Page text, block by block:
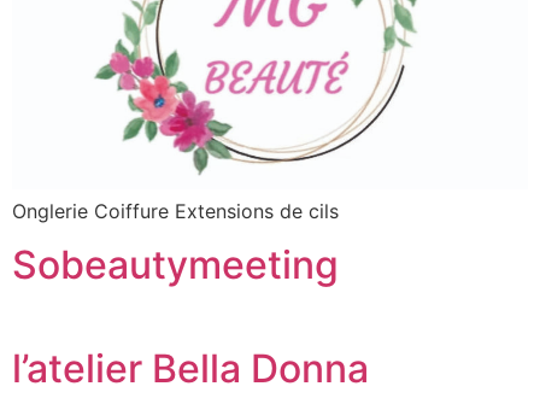
Onglerie Coiffure Extensions de cils
Sobeautymeeting
l’atelier Bella Donna